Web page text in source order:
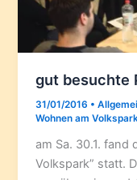
gut besuchte
31/01/2016 •
Wohnen am
am Sa. 30.1. fand
Volkspark” statt.